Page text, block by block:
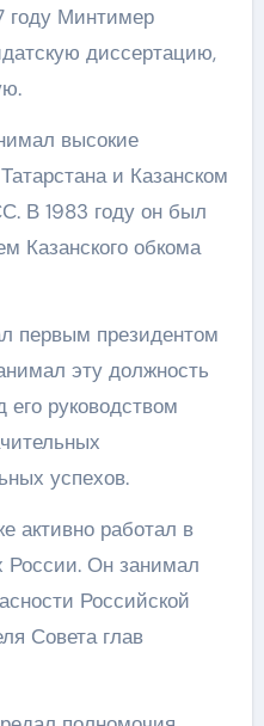
году Минтимер
диссертацию,
высокие
и Казанском
В 1983 году он был
Казанского обкома
первым президентом
эту должность
его руководством
успехов.
активно работал в
России. Он занимал
Российской
Совета глав